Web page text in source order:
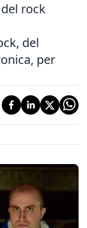
rock
del
per